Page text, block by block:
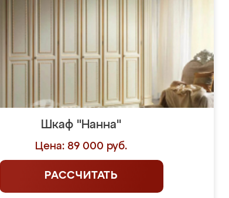
Шкаф "Нанна"
Цена: 89 000 руб.
РАССЧИТАТЬ